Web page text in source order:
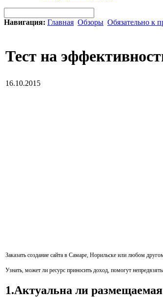
Навигация: Главная Обзоры Обязательно к
Тест на
16.10.2015
Заказать создание сайта в Самаре, Норильске или любом
Узнать, может ли ресурс приносить доход, помогут
1.Актуальна ли